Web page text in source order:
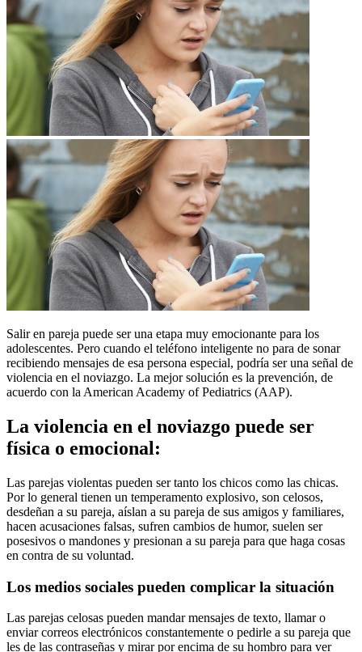
Salir en pareja puede ser una etapa muy emocionante para los
adolescentes. Pero cuando el teléfono inteligente no para de sonar
recibiendo mensajes de esa persona especial, podría ser una señal de
violencia en el noviazgo. La mejor solución es la prevención, de
acuerdo con la American Academy of Pediatrics (AAP).
La violencia en el noviazgo puede ser
física o emocional:
Las parejas violentas pueden ser tanto los chicos como las chicas.
Por lo general tienen un temperamento explosivo, son celosos,
desdeñan a su pareja, aíslan a su pareja de sus amigos y familiares,
hacen acusaciones falsas, sufren cambios de humor, suelen ser
posesivos o mandones y presionan a su pareja para que haga cosas
en contra de su voluntad.
Los medios sociales pueden complicar la situación
Las parejas celosas pueden mandar mensajes de texto, llamar o
enviar correos electrónicos constantemente o pedirle a su pareja que
les de las contraseñas y mirar por encima de su hombro para ver